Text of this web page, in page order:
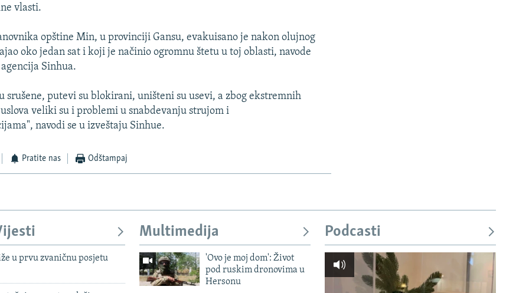
vlasti.
opštine Min, u provinciji Gansu, evakuisano je nakon olujnog
oko jedan sat i koji je načinio ogromnu štetu u toj oblasti, navode
Sinhua.
srušene, putevi su blokirani, uništeni su usevi, a zbog ekstremnih
veliki su i problemi u snabdevanju strujom i
navodi se u izveštaju Sinhue.
Pratite nas Odštampaj
u prvu zvaničnu posjetu
Multimedija
'Ovo je moj dom': Život
pod ruskim dronovima u
Hersonu
Podcasti